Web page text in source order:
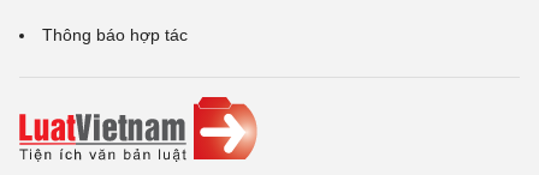
Thông báo hợp tác